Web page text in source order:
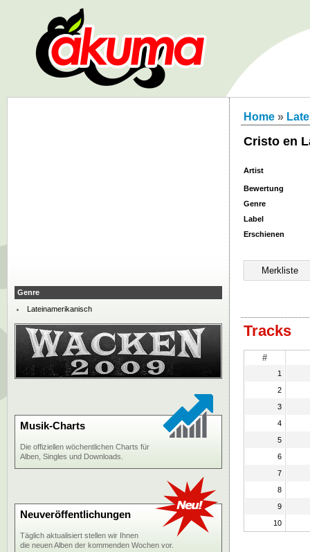
Home »
Cristo en
Artist
Bewertung
Genre
Label
Erschienen
Tracks
#
1
2
3
4
5
6
7
8
9
10
Genre
Lateinamerikanisch
Musik-Charts
Die offiziellen wöchentlichen Charts für
Alben, Singles und Downloads.
Neuveröffentlichungen
Täglich aktualisiert stellen wir Ihnen
die neuen Alben der kommenden Wochen vor.